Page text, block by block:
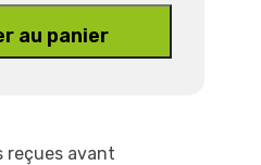
au panier
reçues avant